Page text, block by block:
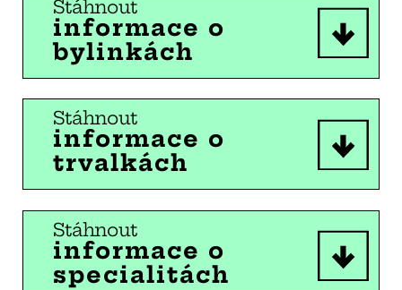
Stáhnout
informace o
bylinkách
Stáhnout
informace o
trvalkách
Stáhnout
informace o
specialitách